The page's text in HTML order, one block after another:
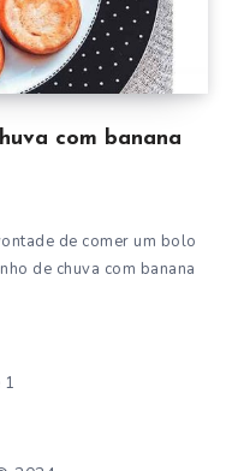
com banana
de comer um bolo
de chuva com banana
1